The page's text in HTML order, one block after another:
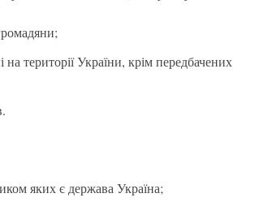
території України, крім передбачених
яких є держава Україна;